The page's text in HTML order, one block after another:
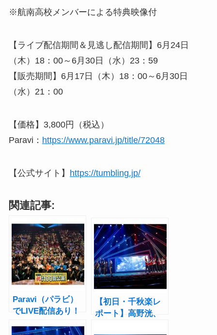
※航南高校メンバーによる特典映像付
【ライブ配信期間＆見逃し配信期間】6月24日
（木）18：00～6月30日（水）23：59
【販売期間】6月17日（木）18：00～6月30日
（水）21：00
【価格】3,800円（税込）
Paravi： https://www.paravi.jp/title/72048
【公式サイト】 https://tumbling.jp/
関連記事:
Paravi（パラビ）
でLIVE配信あり！
【初日・千秋楽レ
ポート】高野洸、